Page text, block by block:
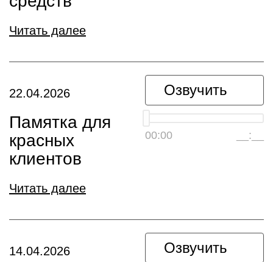
Читать далее
Озвучить
00:00 __:__
22.04.2026
Памятка для
красных
клиентов
Читать далее
Озвучить
14.04.2026